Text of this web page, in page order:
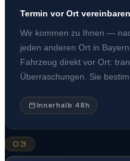
Termin vor Ort vereinbaren
Wir kommen zu Ihnen —
jeden anderen Ort in
Fahrzeug direkt vor Ort:
Überraschungen. Sie
Innerhalb 48h
03